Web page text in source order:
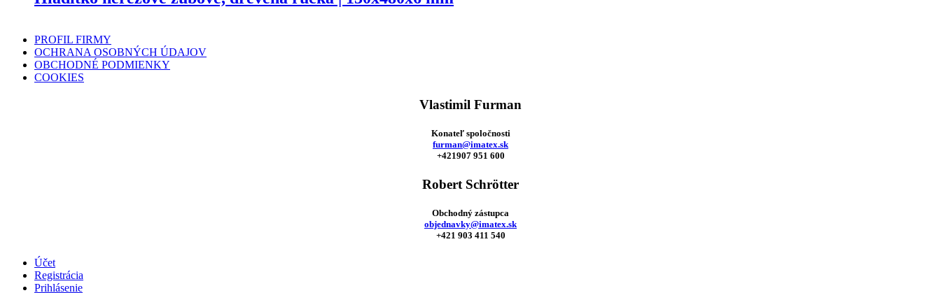
PROFIL FIRMY
OCHRANA OSOBNÝCH ÚDAJOV
OBCHODNÉ PODMIENKY
COOKIES
Vlastimil Furman
Konateľ spoločnosti
furman@imatex.sk
+421907 951 600
Robert Schrötter
Obchodný zástupca
objednavky@imatex.sk
+421 903 411 540
Účet
Registrácia
Prihlásenie